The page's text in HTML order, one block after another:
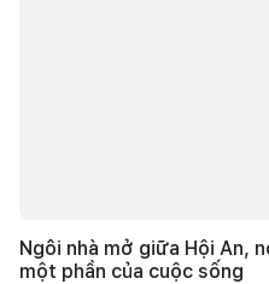
Ngôi nhà mở giữa Hội An,
một phần của cuộc sống